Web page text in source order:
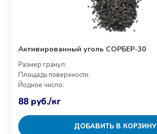
Активированный уголь СОРБЕР-30
Размер гранул:
Площадь поверхности:
Йодное число:
88 руб./кг
ДОБАВИТЬ В КОРЗИНУ